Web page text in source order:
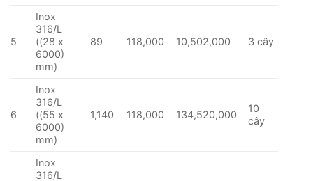
5
Inox
316/L
((28 x
6000)
mm)
89 118,000 10,502,000 3 cây
6
Inox
316/L
((55 x
6000)
mm)
1,140 118,000 134,520,000
10
cây
Inox
316/L